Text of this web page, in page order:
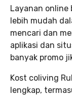
Layanan online
lebih mudah
mencari dan
aplikasi dan
banyak promo
Kost coliving
lengkap,